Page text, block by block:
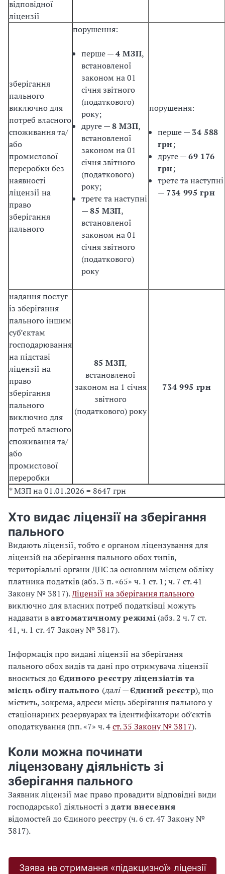
відповідної
ліцензії
зберігання
пального
виключно для
потреб власного
споживання та/
або
промислової
переробки без
наявності
ліцензії на
право
зберігання
пального
порушення:
перше —4 МЗП,
встановленої
законом на 01
січня звітного
(податкового)
року;
друге —8 МЗП,
встановленої
законом на 01
січня звітного
(податкового)
року;
третє та наступні
—85 МЗП,
встановленої
законом на 01
січня звітного
(податкового)
року
порушення:
перше — 34 588
грн;
друге —69 176
грн;
третє та наступні
—734 995 грн
надання послуг
із зберігання
пального іншим
суб’єктам
господарювання
на підставі
ліцензії на
право
зберігання
пального
виключно для
потреб власного
споживання та/
або
промислової
переробки
85 МЗП,
встановленої
законом на 1 січня
звітного
(податкового) року
734 995 грн
* МЗП на 01.01.2026 = 8647 грн
Хто видає ліцензії на зберігання
пального
Видають ліцензії, тобто є органом ліцензування для
ліцензій на зберігання пального обох типів,
територіальні органи ДПС за основним місцем обліку
платника податків (абз. 3 п. «65» ч. 1 ст. 1; ч. 7 ст. 41
Закону № 3817).Ліцензії на зберігання пального
виключно для власних потреб податківці можуть
надавати вавтоматичному режимі (абз. 2 ч. 7 ст.
41, ч. 1 ст. 47 Закону № 3817).
Інформація про видані ліцензії на зберігання
пального обох видів та дані про отримувача ліцензії
вноситься доЄдиного реєстру ліцензіатів та
місць обігу пального (далі —Єдиний реєстр), що
містить, зокрема, адреси місць зберігання пального у
стаціонарних резервуарах та ідентифікатори об’єктів
оподаткування (пп. «7» ч. 4ст. 35 Закону № 3817).
Коли можна починати
ліцензовану діяльність зі
зберігання пального
Заявник ліцензії має право провадити відповідні види
господарської діяльності з дати внесення
відомостей до Єдиного реєстру (ч. 6 ст. 47 Закону №
3817).
Заява на отримання «підакцизної» ліцензії